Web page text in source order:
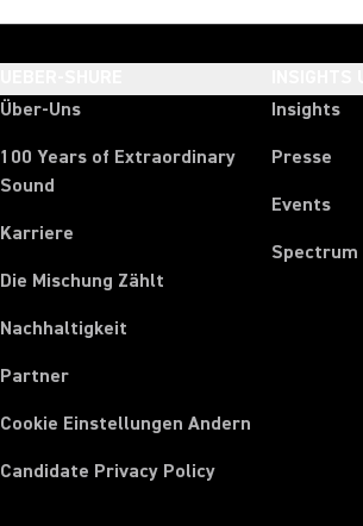
Über-Uns
100 Years of Extraordinary
Sound
Karriere
Die Mischung Zählt
Nachhaltigkeit
Partner
Cookie Einstellungen Andern
Candidate Privacy Policy
Insights
Presse
Events
Spectrum